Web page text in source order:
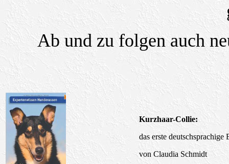
Ab und zu folgen auch
Kurzhaar-Collie:
das erste
von Claudia Schmidt